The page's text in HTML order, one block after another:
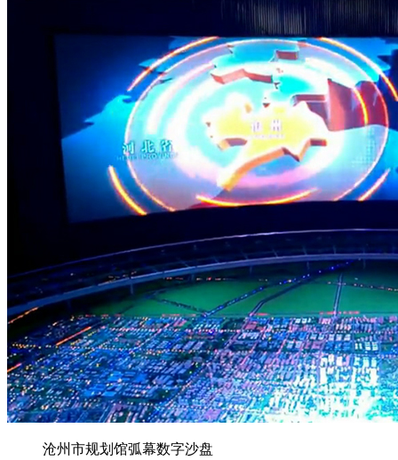
沧州市规划馆弧幕数字沙盘